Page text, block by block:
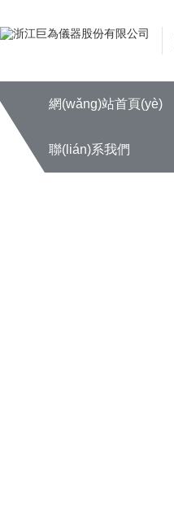
網(wǎng)站首頁(yè)
聯(lián)系我們